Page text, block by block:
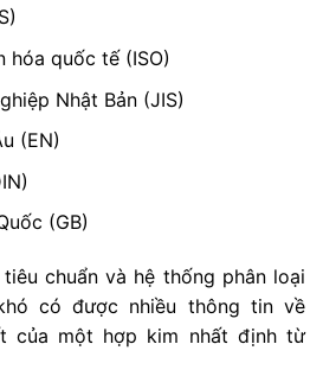
hóa quốc tế (ISO)
Nhật Bản (JIS)
(EN)
(GB)
chuẩn và hệ thống phân loại
có được nhiều thông tin về
của một hợp kim nhất định từ